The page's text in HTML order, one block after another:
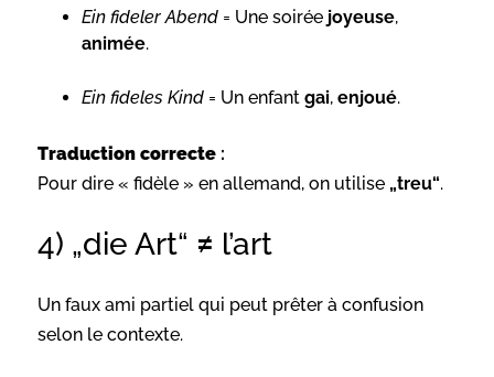
Ein fideler Abend = Une soirée joyeuse,
animée.
Ein fideles Kind = Un enfant gai, enjoué.
Traduction correcte :
Pour dire « fidèle » en allemand, on utilise „treu“.
4) „die Art“ ≠ l’art
Un faux ami partiel qui peut prêter à confusion
selon le contexte.